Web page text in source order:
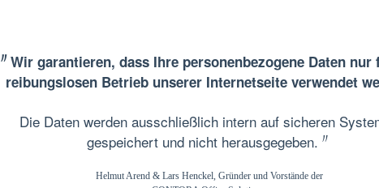
〃Wir garantieren, dass Ihre personenbezogene Daten nur
reibungslosen Betrieb unserer Internetseite verwendet
Die Daten werden ausschließlich intern auf sicheren
gespeichert und nicht herausgegeben. 〃
Helmut Arend & Lars Henckel, Gründer und Vorstände der